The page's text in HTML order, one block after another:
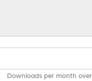
Downloads per month